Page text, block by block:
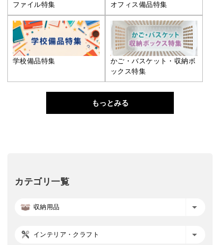
ファイル特集 オフィス備品特集
学校備品特集
かご・バスケット・収納ボ
ックス特集
もっとみる
カテゴリ一覧
収納用品
インテリア・クラフト